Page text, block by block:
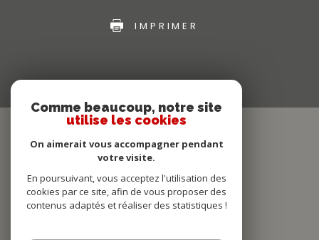
IMPRIMER
Comme beaucoup, notre site
utilise les cookies
On aimerait vous accompagner pendant
votre visite.
En poursuivant, vous acceptez l'utilisation des
cookies par ce site, afin de vous proposer des
contenus adaptés et réaliser des statistiques !